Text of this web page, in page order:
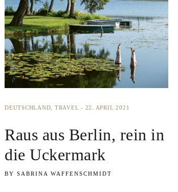
DEUTSCHLAND TRAVEL 22. APRIL 2021
Raus aus Berlin, rein in
die Uckermark
SABRINA WAFFENSCHMIDT